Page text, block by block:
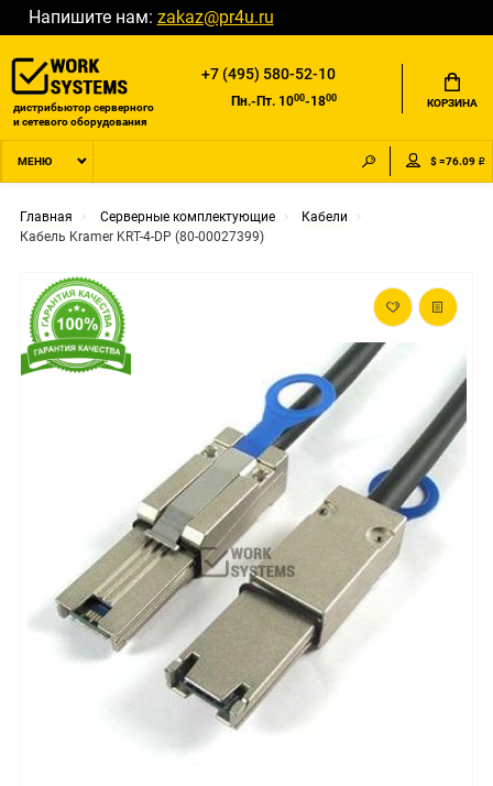
Напишите нам: zakaz@pr4u.ru
дистрибьютор серверного
и сетевого оборудования
+7 (495) 580-52-10
Пн.-Пт. 1000-1800 КОРЗИНА
МЕНЮ $ =76.09 ₽
Главная Серверные комплектующие
Кабели
Кабель Kramer KRT-4-DP (80-00027399)